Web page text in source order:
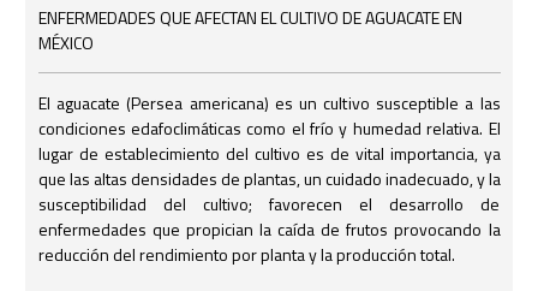
ENFERMEDADES QUE AFECTAN EL CULTIVO DE AGUACATE EN
MÉXICO
El aguacate (Persea americana) es un cultivo susceptible a las
condiciones edafoclimáticas como el frío y humedad relativa. El
lugar de establecimiento del cultivo es de vital importancia, ya
que las altas densidades de plantas, un cuidado inadecuado, y la
susceptibilidad del cultivo; favorecen el desarrollo de
enfermedades que propician la caída de frutos provocando la
reducción del rendimiento por planta y la producción total.